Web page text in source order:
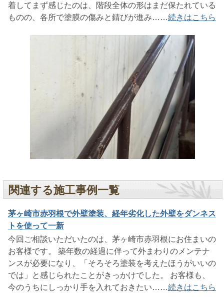
着してまず感じたのは、階段全体の形はまだ保たれている
ものの、各所で塗膜の傷みと錆びが進み……続きはこちら
関連する施工事例一覧
茅ヶ崎市赤羽根で外壁塗装、経年劣化した外壁をダンネス
トを使って一新
今回ご相談いただいたのは、茅ヶ崎市赤羽根にお住まいの
お客様です。 築年数の経過に伴って外まわりのメンテナ
ンスが必要になり、「そろそろ塗装を考えたほうがいいの
では」と感じられたことがきっかけでした。 お客様も、
今のうちにしっかり手を入れておきたい……続きはこちら